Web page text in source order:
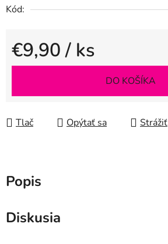
Kód:
€9,90/ ks
Jednotková cena:
DO KOŠÍKA
Tlač Opýtať sa Strážiť
Popis
Diskusia